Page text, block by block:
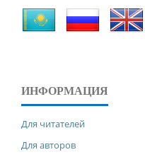
ИНФОРМАЦИЯ
Для читателей
Для авторов